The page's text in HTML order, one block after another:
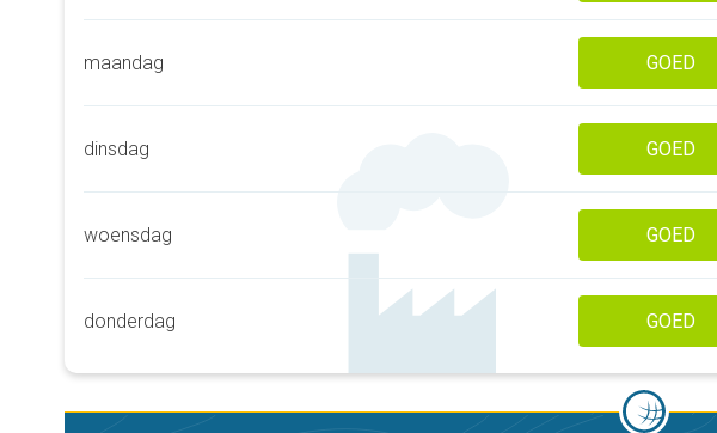
maandag GOED
dinsdag GOED
woensdag GOED
donderdag GOED